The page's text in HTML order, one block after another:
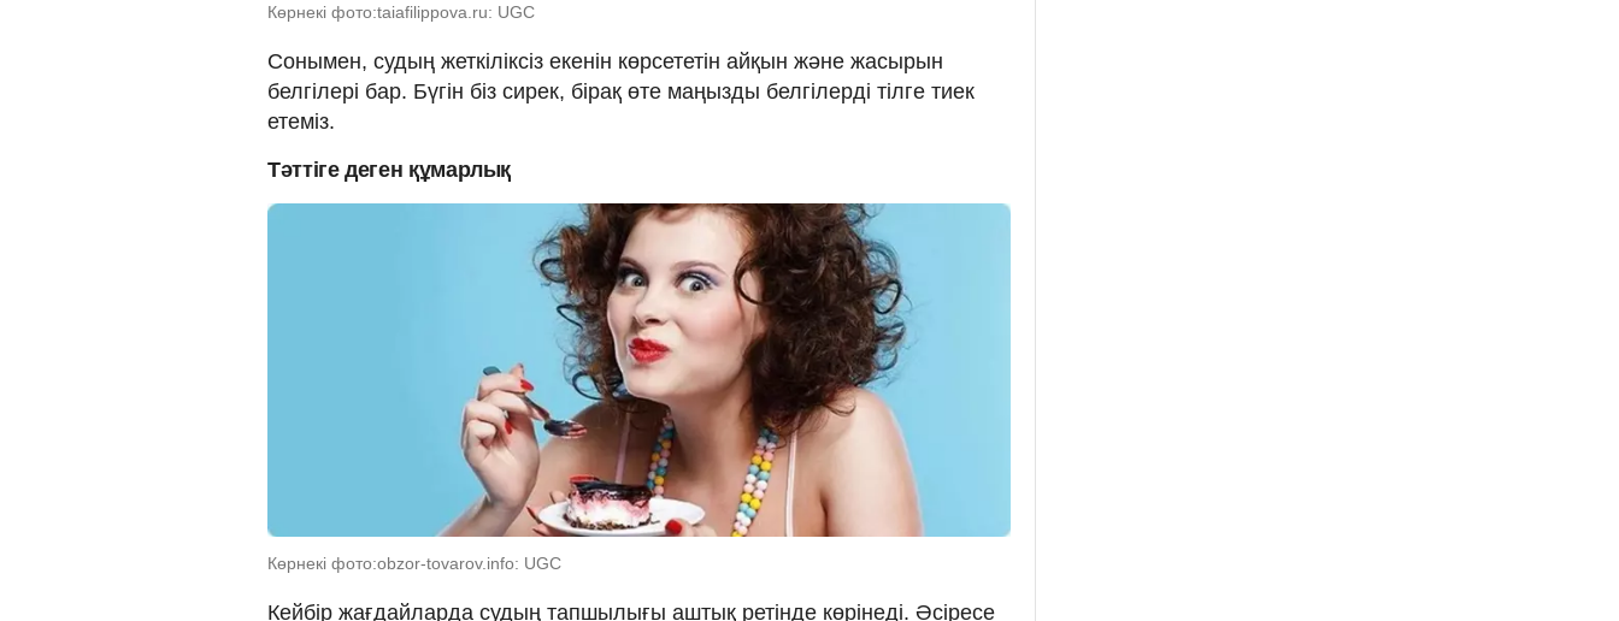
Көрнекі фото:taiafilippova.ru: UGC
Сонымен, судың жеткіліксіз екенін көрсететін айқын және жасырын
белгілері бар. Бүгін біз сирек, бірақ өте маңызды белгілерді тілге тиек
етеміз.
Тәттіге деген құмарлық
Көрнекі фото:obzor-tovarov.info: UGC
Кейбір жағдайларда судың тапшылығы аштық ретінде көрінеді. Әсіресе